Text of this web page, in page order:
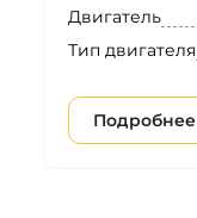
Двигатель
Тип двигателя
Подробнее